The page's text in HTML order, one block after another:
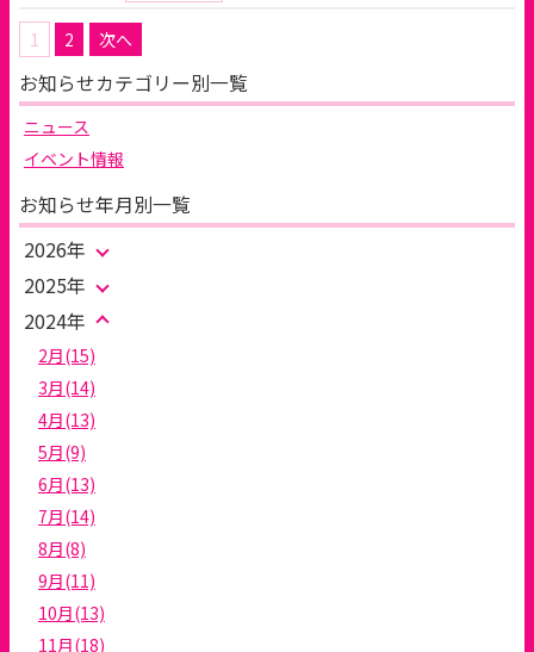
投
稿
の
ペ
ー
ジ
送
り
1 2 次へ
お知らせカテゴリー別一覧
ニュース
イベント情報
お知らせ年月別一覧
2026年
2025年
2024年
2月(15)
3月(14)
4月(13)
5月(9)
6月(13)
7月(14)
8月(8)
9月(11)
10月(13)
11月(18)